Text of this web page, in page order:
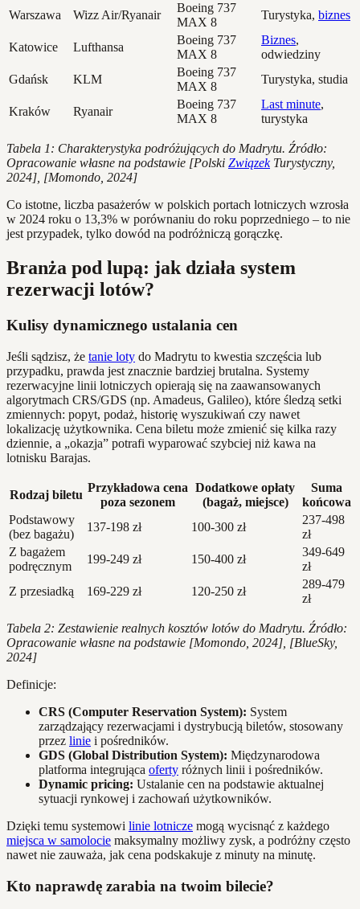
Warszawa
Wizz Air/Ryanair
Boeing 737
MAX 8
Turystyka, biznes
Katowice Lufthansa
Boeing 737
MAX 8
Biznes,
odwiedziny
Gdańsk
KLM
Boeing 737
MAX 8
Turystyka, studia
Kraków Ryanair
Boeing 737
MAX 8
Last minute,
turystyka
Tabela 1: Charakterystyka podróżujących do Madrytu. Źródło:
Opracowanie własne na podstawie [Polski ZwiązekTurystyczny,
2024], [Momondo, 2024]
Co istotne, liczba pasażerów w polskich portach lotniczych wzrosła
w 2024 roku o 13,3% w porównaniu do roku poprzedniego – to nie
jest przypadek, tylko dowód na podróżniczą gorączkę.
Branża pod lupą: jak działa system
rezerwacji lotów?
Kulisy dynamicznego ustalania cen
Jeśli sądzisz, że tanie loty do Madrytu to kwestia szczęścia lub
przypadku, prawda jest znacznie bardziej brutalna. Systemy
rezerwacyjne linii lotniczych opierają się na zaawansowanych
algorytmach CRS/GDS (np. Amadeus, Galileo), które śledzą setki
zmiennych: popyt, podaż, historię wyszukiwań czy nawet
lokalizację użytkownika. Cena biletu może zmienić się kilka razy
dziennie, a „okazja” potrafi wyparować szybciej niż kawa na
lotnisku Barajas.
Rodzaj biletu
Przykładowa cena
poza sezonem
Dodatkowe opłaty
(bagaż, miejsce)
Suma
końcowa
Podstawowy
(bez bagażu)
137-198 zł 100-300 zł
237-498
zł
Z bagażem
podręcznym
199-249 zł 150-400 zł
349-649
zł
Z przesiadką
169-229 zł 120-250 zł
289-479
zł
Tabela 2: Zestawienie realnych kosztów lotów do Madrytu. Źródło:
Opracowanie własne na podstawie [Momondo, 2024], [BlueSky,
2024]
Definicje:
CRS (Computer Reservation System): System
zarządzający rezerwacjami i dystrybucją biletów, stosowany
przez linie i pośredników.
GDS (Global Distribution System): Międzynarodowa
platforma integrująca oferty różnych linii i pośredników.
Dynamic pricing: Ustalanie cen na podstawie aktualnej
sytuacji rynkowej i zachowań użytkowników.
Dzięki temu systemowi linie lotnicze mogą wycisnąć z każdego
miejsca w samolocie maksymalny możliwy zysk, a podróżny często
nawet nie zauważa, jak cena podskakuje z minuty na minutę.
Kto naprawdę zarabia na twoim bilecie?